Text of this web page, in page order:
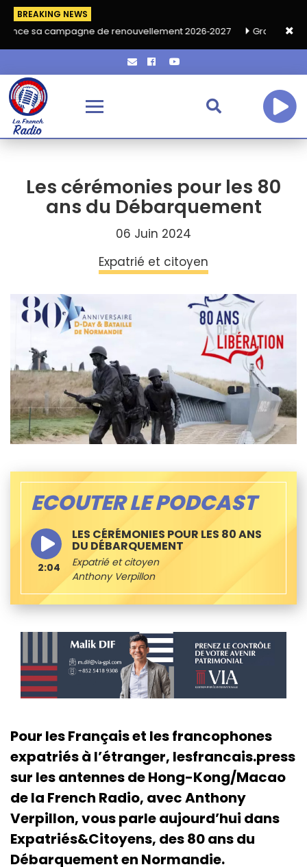
BREAKING NEWS
de renouvellement 2026‑2027 Grand café de rentrée
Les cérémonies pour les 80
ans du Débarquement
06 Juin 2024
Expatrié et citoyen
ECOUTER LE PODCAST
LES CÉRÉMONIES POUR LES 80 ANS
DU DÉBARQUEMENT
Expatrié et citoyen
Anthony Verpillon
2:04
Pour les Français et les francophones
expatriés à l’étranger, lesfrancais.press
sur les antennes de Hong-Kong/Macao
de la French Radio, avec Anthony
Verpillon, vous parle aujourd’hui dans
Expatriés&Citoyens, des 80 ans du
Débarquement en Normandie.